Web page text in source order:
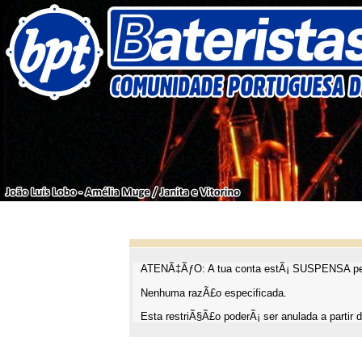
ATENÃ‡ÃƒO: A tua conta estÃ¡ SUSPENSA
Nenhuma razÃ£o especificada.
Esta restriÃ§Ã£o poderÃ¡ ser anulada a partir